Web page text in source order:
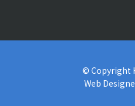
© Copyright
Web